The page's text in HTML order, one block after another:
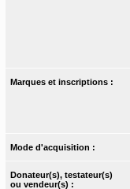
Marques et inscriptions :
Mode d'acquisition :
Donateur(s), testateur(s)
ou vendeur(s) :